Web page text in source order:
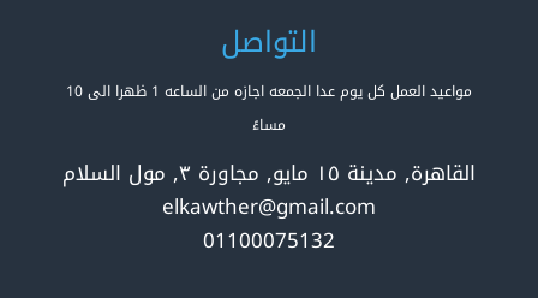
التواصل
مواعيد العمل كل يوم عدا الجمعه اجازه من الساعه 1 ظهرا الى 10
مساءً
القاهرة, مدينة ١٥ مايو, مجاورة ٣, مول السلام
elkawther@gmail.com
01100075132